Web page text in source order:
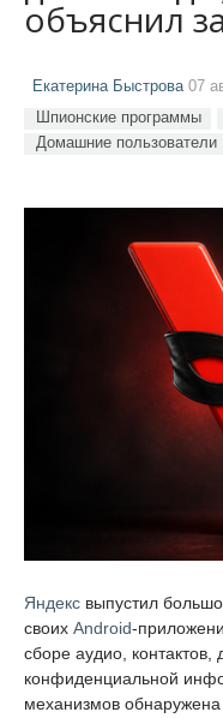
объяснил
Екатерина Быстрова 07
Шпионские программы
Домашние пользователи
Яндекс выпустил
своих Android-
сборе аудио, контактов,
конфиденциальной
механизмов